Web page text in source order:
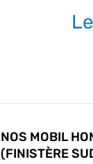
NOS MOBIL
(FINISTÈRE